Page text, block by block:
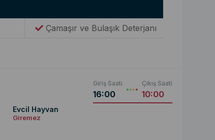
Çamaşır ve Bulaşık Deterjanı
Giriş Saati
16:00
Çıkış Saati
10:00
Evcil Hayvan
Giremez